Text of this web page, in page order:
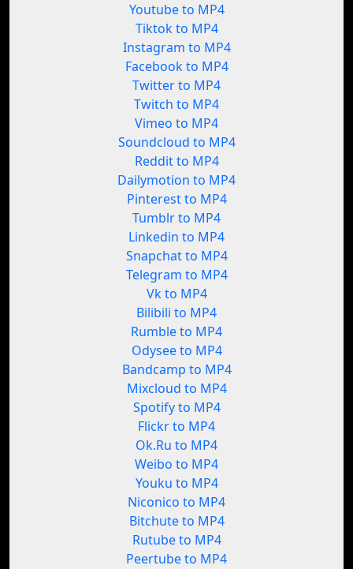
Youtube to MP4
Tiktok to MP4
Instagram to MP4
Facebook to MP4
Twitter to MP4
Twitch to MP4
Vimeo to MP4
Soundcloud to MP4
Reddit to MP4
Dailymotion to MP4
Pinterest to MP4
Tumblr to MP4
Linkedin to MP4
Snapchat to MP4
Telegram to MP4
Vk to MP4
Bilibili to MP4
Rumble to MP4
Odysee to MP4
Bandcamp to MP4
Mixcloud to MP4
Spotify to MP4
Flickr to MP4
Ok.Ru to MP4
Weibo to MP4
Youku to MP4
Niconico to MP4
Bitchute to MP4
Rutube to MP4
Peertube to MP4